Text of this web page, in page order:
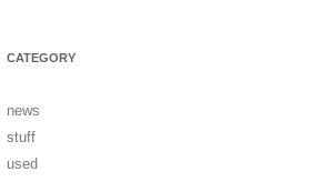
CATEGORY
news
stuff
used